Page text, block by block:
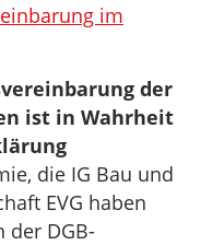
im
der
ist in Wahrheit
die IG Bau und
EVG haben
der DGB-